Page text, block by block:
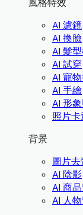
風格特效
AI 濾鏡
AI 換臉
AI 髮
AI 試穿
AI 寵
AI 手繪
AI 形
照片
背景
圖片去
AI 陰影
AI 商
AI 人